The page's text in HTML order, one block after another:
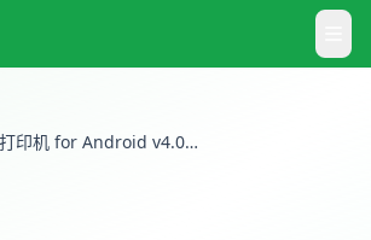
三星打印机 for Android v4.04.007 安卓版